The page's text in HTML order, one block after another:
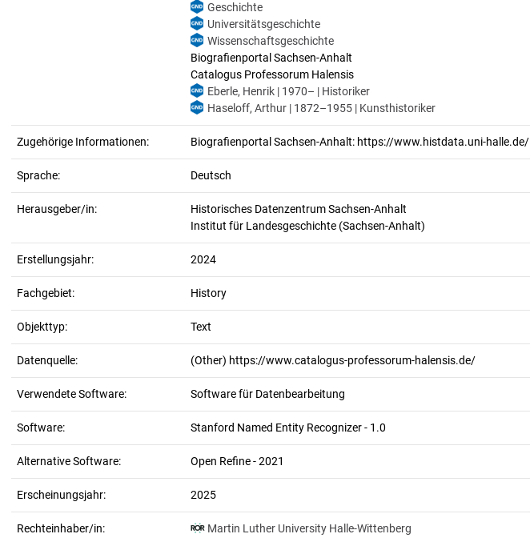
Geschichte
Universitätsgeschichte
Wissenschaftsgeschichte
Biografienportal Sachsen-Anhalt
Catalogus Professorum Halensis
Eberle, Henrik | 1970– | Historiker
Haseloff, Arthur | 1872–1955 | Kunsthistoriker
Zugehörige Informationen: Biografienportal Sachsen-Anhalt: https://www.histdata.uni-halle.de/
Sprache: Deutsch
Herausgeber/in:
Historisches Datenzentrum Sachsen-Anhalt
Institut für Landesgeschichte (Sachsen-Anhalt)
Erstellungsjahr: 2024
Fachgebiet: History
Objekttyp: Text
Datenquelle: (Other) https://www.catalogus-professorum-halensis.de/
Verwendete Software: Software für Datenbearbeitung
Software: Stanford Named Entity Recognizer - 1.0
Alternative Software: Open Refine - 2021
Erscheinungsjahr: 2025
Rechteinhaber/in: Martin Luther University Halle-Wittenberg